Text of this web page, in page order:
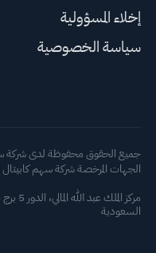
إخلاء المسؤولية
سياسة الخصوصية
جميع الحقوق محفوظة لدى شركة سهم
الجهات المرخصة شركة سهم كابيتال
السعودية